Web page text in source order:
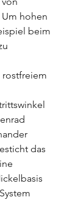
hohen
beim
rostfreiem
das